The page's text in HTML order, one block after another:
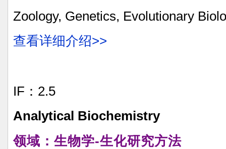
Zoology, Genetics, Evolutionary
查看详细介绍>>
IF：2.5
Analytical Biochemistry
领域：生物学-生化研究方法